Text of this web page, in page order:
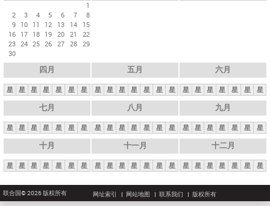
1
2
3 4 5 6 7
8
9 10 11 12 13 14
15
16 17 18 19 20 21
22
23 24 25 26 27 28 29
30
四月
星 星 星 星 星 星 星
五月
星 星 星 星 星 星 星
六月
星 星 星 星 星 星 星
七月
星 星 星 星 星 星 星
八月
星 星 星 星 星 星 星
九月
星 星 星 星 星 星 星
十月
星 星 星 星 星 星 星
十一月
星 星 星 星 星 星 星
十二月
星 星 星 星 星 星 星
联合国© 2026 版权所有 网址索引 网站地图 联系我们 版权所有